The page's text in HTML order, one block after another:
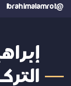
@Ibrahimalamrot